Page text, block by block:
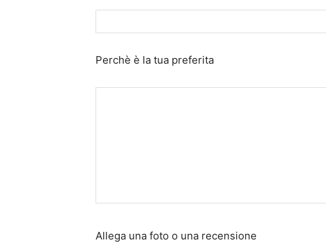
Perchè è la tua preferita
Allega una foto o una recensione